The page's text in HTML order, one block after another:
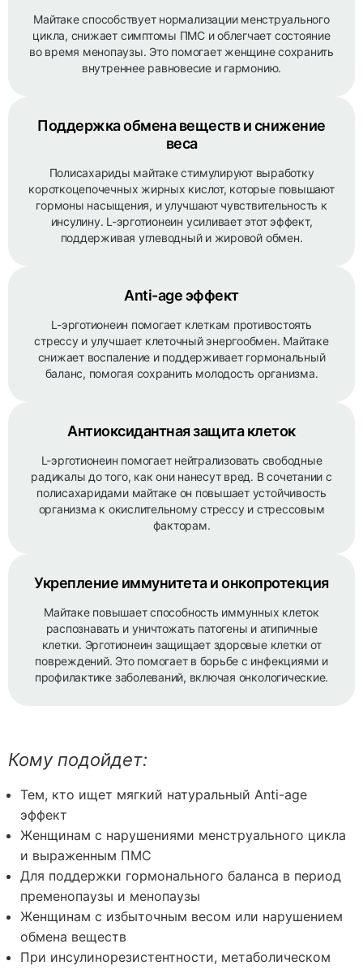
Майтаке способствует нормализации менструального
цикла, снижает симптомы ПМС и облегчает состояние
во время менопаузы. Это помогает женщине сохранить
внутреннее равновесие и гармонию.
Поддержка обмена веществ и снижение
веса
Полисахариды майтаке стимулируют выработку
короткоцепочечных жирных кислот, которые повышают
гормоны насыщения, и улучшают чувствительность к
инсулину. L-эрготионеин усиливает этот эффект,
поддерживая углеводный и жировой обмен.
Anti-age эффект
L-эрготионеин помогает клеткам противостоять
стрессу и улучшает клеточный энергообмен. Майтаке
снижает воспаление и поддерживает гормональный
баланс, помогая сохранить молодость организма.
Антиоксидантная защита клеток
L-эрготионеин помогает нейтрализовать свободные
радикалы до того, как они нанесут вред. В сочетании с
полисахаридами майтаке он повышает устойчивость
организма к окислительному стрессу и стрессовым
факторам.
Укрепление иммунитета и онкопротекция
Майтаке повышает способность иммунных клеток
распознавать и уничтожать патогены и атипичные
клетки. Эрготионеин защищает здоровые клетки от
повреждений. Это помогает в борьбе с инфекциями и
профилактике заболеваний, включая онкологические.
Кому подойдет:
Тем, кто ищет мягкий натуральный Anti-age
эффект
Женщинам с нарушениями менструального цикла
и выраженным ПМС
Для поддержки гормонального баланса в период
пременопаузы и менопаузы
Женщинам с избыточным весом или нарушением
обмена веществ
При инсулинорезистентности, метаболическом